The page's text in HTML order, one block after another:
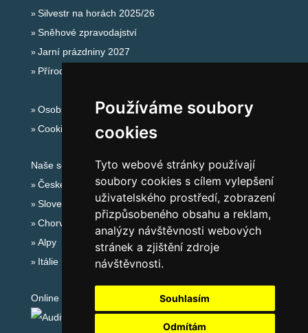
Používáme soubory
cookies
Tyto webové stránky používají
soubory cookies s cílem vylepšení
uživatelského prostředí, zobrazení
přizpůsobeného obsahu a reklam,
analýzy návštěvnosti webových
stránek a zjištění zdroje
návštěvnosti.
Souhlasím
Odmítám
Silvestr na horách 2025/26
Sněhové zpravodajství
Jarní prázdniny 2027
Přírodní koupaliště
Osobní údaje
Cookies
Naše servery:
České hory
Slovenské hory
Chorvatsko
Alpy
Itálie
Online audit: